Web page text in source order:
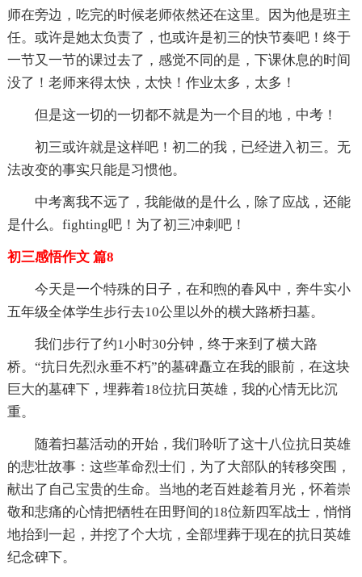
师在旁边，吃完的时候老师依然还在这里。因为他是班主
任。或许是她太负责了，也或许是初三的快节奏吧！终于
一节又一节的课过去了，感觉不同的是，下课休息的时间
没了！老师来得太快，太快！作业太多，太多！
但是这一切的一切都不就是为一个目的地，中考！
初三或许就是这样吧！初二的我，已经进入初三。无
法改变的事实只能是习惯他。
中考离我不远了，我能做的是什么，除了应战，还能
是什么。fighting吧！为了初三冲刺吧！
初三感悟作文 篇8
今天是一个特殊的日子，在和煦的春风中，奔牛实小
五年级全体学生步行去10公里以外的横大路桥扫墓。
我们步行了约1小时30分钟，终于来到了横大路
桥。“抗日先烈永垂不朽”的墓碑矗立在我的眼前，在这块
巨大的墓碑下，埋葬着18位抗日英雄，我的心情无比沉
重。
随着扫墓活动的开始，我们聆听了这十八位抗日英雄
的悲壮故事：这些革命烈士们，为了大部队的转移突围，
献出了自己宝贵的生命。当地的老百姓趁着月光，怀着崇
敬和悲痛的心情把牺牲在田野间的18位新四军战士，悄悄
地抬到一起，并挖了个大坑，全部埋葬于现在的抗日英雄
纪念碑下。